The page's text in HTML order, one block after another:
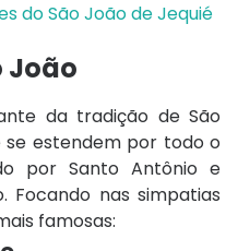
do São João de Jequié
João
da tradição de São
se estendem por todo o
por Santo Antônio e
Focando nas simpatias
famosas: